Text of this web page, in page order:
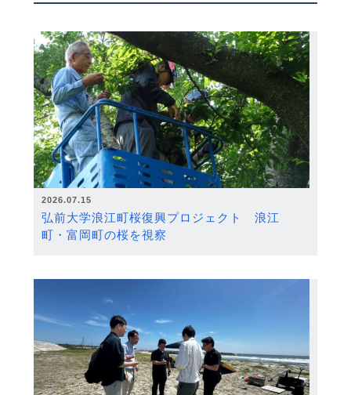
2026.07.15
弘前大学浪江町桜復興プロジェクト 浪江
町・富岡町の桜を視察